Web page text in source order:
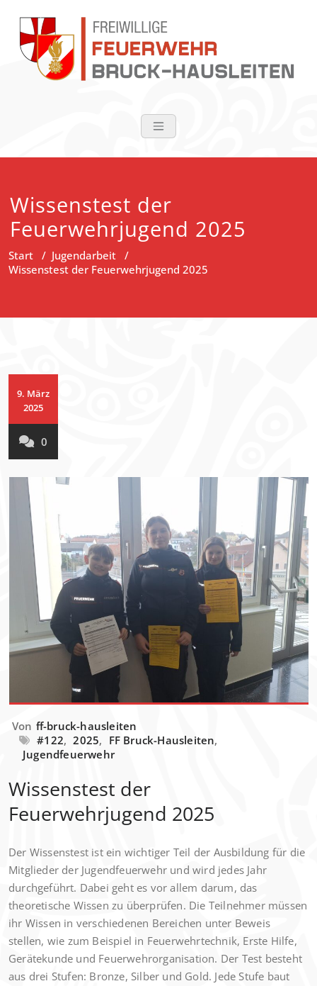
springen
FF Bruck-
Wissenstest der
Feuerwehrjugend 2025
Start / Jugendarbeit /
Wissenstest der Feuerwehrjugend 2025
9. März
2025
0
Von ff-bruck-hausleiten
#122, 2025, FF Bruck-Hausleiten,
Jugendfeuerwehr
Wissenstest der
Feuerwehrjugend 2025
Der Wissenstest ist ein wichtiger Teil der Ausbildung für die
Mitglieder der Jugendfeuerwehr und wird jedes Jahr
durchgeführt. Dabei geht es vor allem darum, das
theoretische Wissen zu überprüfen. Die Teilnehmer müssen
ihr Wissen in verschiedenen Bereichen unter Beweis
stellen, wie zum Beispiel in Feuerwehrtechnik, Erste Hilfe,
Gerätekunde und Feuerwehrorganisation. Der Test besteht
aus drei Stufen: Bronze, Silber und Gold. Jede Stufe baut